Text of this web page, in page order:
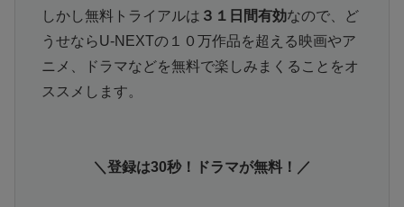
しかし無料トライアルは ３１日間有効なので、ど
うせならU-NEXTの１０万作品を超える映画やア
ニメ、ドラマなどを無料で楽しみまくることをオ
ススメします。
＼登録は30秒！ドラマが無料！／